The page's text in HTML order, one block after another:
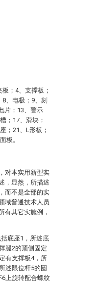
；4、支撑板；
、电极；9、刻
片；13、警示
；17、滑块；
；21、L形板；
板。
对本实用新型实
，显然，所描述
而不是全部的实
域普通技术人员
有其它实施例，
底座1，所述底
腿2的顶侧固定
有支撑板4，所
述限位杆5的圆
上旋转配合螺纹